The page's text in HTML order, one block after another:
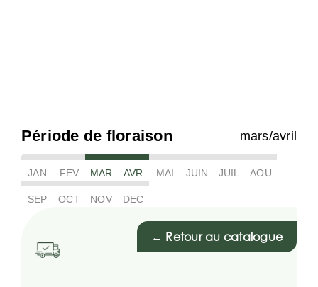
Période de floraison mars/avril
JAN FEV MAR AVR MAI JUIN JUIL AOU
SEP OCT NOV DEC
← Retour au catalogue